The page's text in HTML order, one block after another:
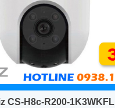
CS-H8c-R200-1K3WKFL